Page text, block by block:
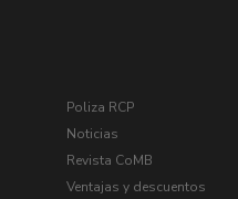
Poliza RCP
Noticias
Revista CoMB
Ventajas y descuentos